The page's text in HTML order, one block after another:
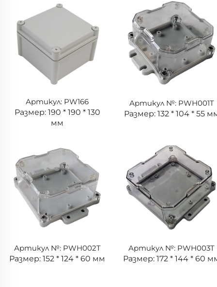
Артикул: PW166
Размер: 190 * 190 * 130
мм
Артикул №: PWH001T
Размер: 132 * 104 * 55
Артикул №: PWH002T
Размер: 152 * 124 * 60 мм
Артикул №: PWH003T
Размер: 172 * 144 * 60